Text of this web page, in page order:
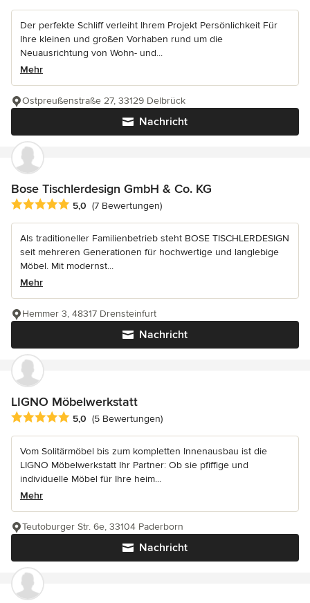
Der perfekte Schliff verleiht Ihrem Projekt Persönlichkeit Für
Ihre kleinen und großen Vorhaben rund um die
Neuausrichtung von Wohn- und...
Mehr
Nachricht
Ostpreußenstraße 27, 33129 Delbrück
Bose Tischlerdesign GmbH & Co. KG
Durchschnittliche Bewertung: 5 von 5 Sternen
5,0 (7 Bewertungen)
Als traditioneller Familienbetrieb steht BOSE TISCHLERDESIGN
seit mehreren Generationen für hochwertige und langlebige
Möbel. Mit modernst...
Mehr
Nachricht
Hemmer 3, 48317 Drensteinfurt
LIGNO Möbelwerkstatt
Durchschnittliche Bewertung: 5 von 5 Sternen
5,0 (5 Bewertungen)
Vom Solitärmöbel bis zum kompletten Innenausbau ist die
LIGNO Möbelwerkstatt Ihr Partner: Ob sie pfiffige und
individuelle Möbel für Ihre heim...
Mehr
Nachricht
Teutoburger Str. 6e, 33104 Paderborn